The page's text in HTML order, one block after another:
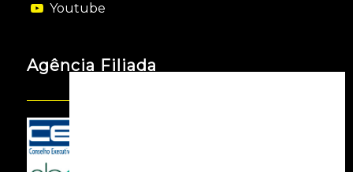
Youtube
Agência Filiada